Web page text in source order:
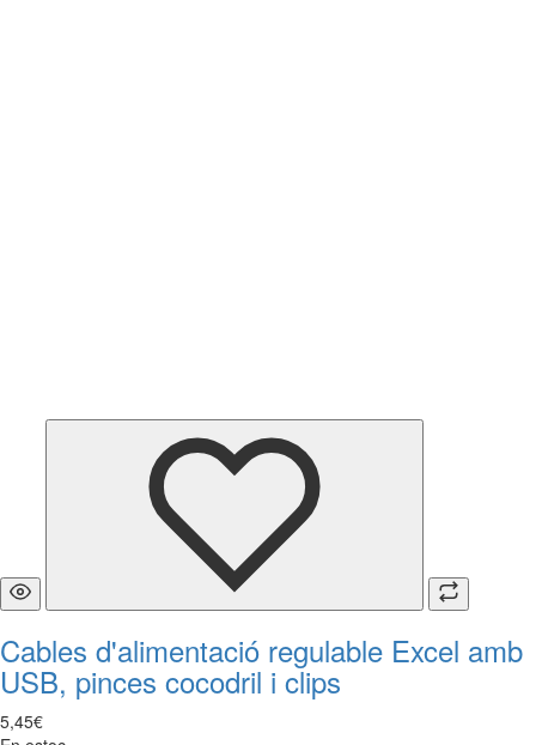
Cables d'alimentació regulable Excel amb
USB, pinces cocodril i clips
5,45€